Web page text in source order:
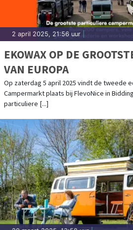
2 april 2025, 21:56 uur
EKOWAX OP DE
VAN EUROPA
Op zaterdag 5 april 2025 vindt de tweede
Campermarkt plaats bij FlevoNice in
particuliere [...]